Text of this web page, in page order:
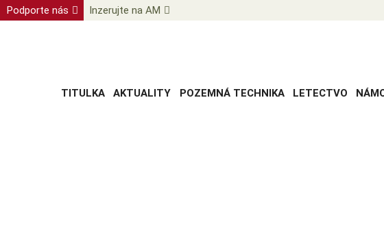
Podporte nás Inzerujte na AM
TITULKA AKTUALITY POZEMNÁ TECHNIKA LETECTVO